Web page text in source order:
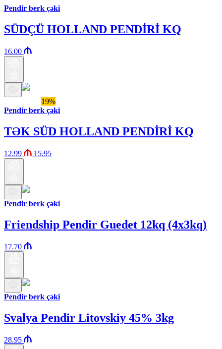
Pendir berk çəki
SÜDÇÜ HOLLAND PENDİRİ KQ
16.00
19%
Pendir berk çəki
TƏK SÜD HOLLAND PENDİRİ KQ
12.99 15.95
Pendir berk çəki
Friendship Pendir Guedet 12kq (4x3kq)
17.70
Pendir berk çəki
Svalya Pendir Litovskiy 45% 3kg
28.95